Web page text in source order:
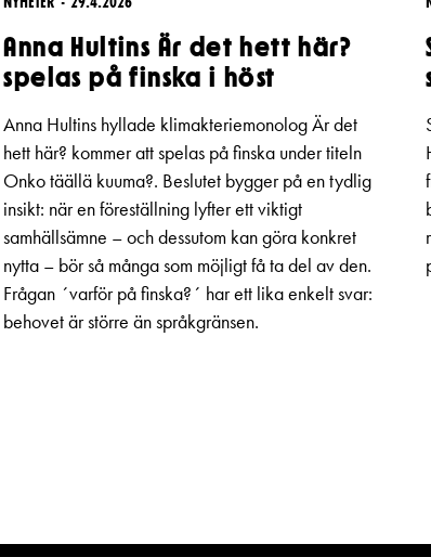
Anna Hultins Är det hett här?
spelas på finska i höst
Anna Hultins hyllade klimakteriemonolog Är det
hett här? kommer att spelas på finska under titeln
Onko täällä kuuma?. Beslutet bygger på en tydlig
insikt: när en föreställning lyfter ett viktigt
samhällsämne – och dessutom kan göra konkret
nytta – bör så många som möjligt få ta del av den.
Frågan ´varför på finska?´ har ett lika enkelt svar:
behovet är större än språkgränsen.